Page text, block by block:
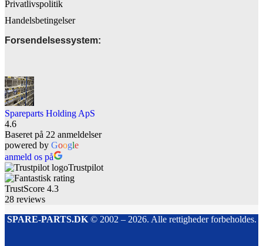
Privatlivspolitik
Handelsbetingelser
Forsendelsessystem:
Spareparts Holding ApS
4.6
Baseret på 22 anmeldelser
powered by Google
anmeld os på
Trustpilot
TrustScore 4.3
28 reviews
SPARE-PARTS.DK© 2002 – 2026. Alle rettigheder forbeholdes.